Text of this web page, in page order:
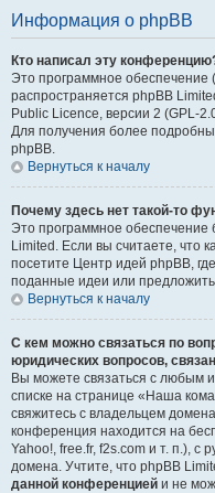
Информация о phpBB
Кто написал эту
Это программное обеспечение
распространяется phpBB
Public Licence, версии 2 (GPL-
Для получения более
phpBB.
Вернуться к началу
Почему здесь нет такой-то
Это программное
Limited. Если вы считаете, что
посетите Центр идей phpBB,
поданные идеи или
Вернуться к началу
С кем можно связаться по
юридических вопросов,
Вы можете связаться с любым
списке на странице «Наша
свяжитесь с владельцем
конференция находится на
Yahoo!, free.fr, f2s.com и т. п.), с
домена. Учтите, что phpBB
данной конференцией и не